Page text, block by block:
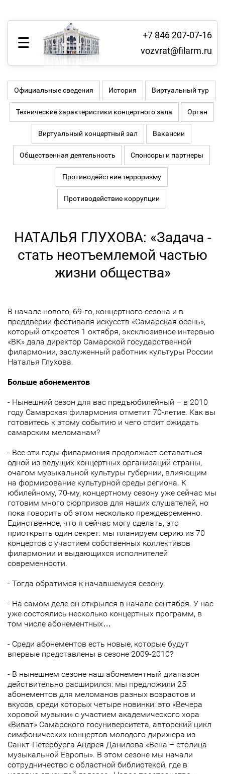
+7 846 207-07-16
vozvrat@filarm.ru
Официальные сведения История Виртуальный тур
Технические характеристики концертного зала Орган
Виртуальный концертный зал Вакансии
Общественная деятельность Спонсоры и партнеры
Противодействие терроризму
Противодействие коррупции
НАТАЛЬЯ ГЛУХОВА: «Задача -
стать неотъемлемой частью
жизни общества»
В начале нового, 69-го, концертного сезона и в
преддверии фестиваля искусств «Самарская осень»,
который откроется 1 октября, эксклюзивное интервью
«ВК» дала директор Самарской государственной
филармонии, заслуженный работник культуры России
Наталья Глухова.
Больше абонементов
- Нынешний сезон для вас предъюбилейный – в 2010
году Самарская филармония отметит 70-летие. Как вы
готовитесь к этому событию и чего стоит ожидать
самарским меломанам?
- Все эти годы филармония продолжает оставаться
одной из ведущих концертных организаций страны,
очагом музыкальной культуры губернии, влияющим
на формирование культурной среды региона. К
юбилейному, 70-му, концертному сезону уже сейчас мы
готовим много сюрпризов для наших слушателей, но
пока говорить об этом несколько преждевременно.
Единственное, что я сейчас могу сделать, это
приоткрыть один секрет: мы планируем серию из 70
концертов с участием собственных коллективов
филармонии и выдающихся исполнителей
современности.
- Тогда обратимся к начавшемуся сезону.
- На самом деле он открылся в начале сентября. У нас
уже состоялись несколько концертных программ, в
том числе абонементных…
- Среди абонементов есть новые, которые будут
впервые представлены в сезоне 2009-2010?
- В нынешнем сезоне наш абонементный диапазон
действительно расширился: мы предложили 25
абонементов для меломанов разных возрастов и
вкусов, среди которых четыре новинки: это «Вечера
хоровой музыки» с участием академического хора
«Виват» Самарского госуниверситета, авторский цикл
симфонических концертов молодого дирижера из
Санкт-Петербурга Андрея Данилова «Вена – столица
музыкальной Европы». В этом сезоне мы начали
сотрудничество с областной библиотекой, где в